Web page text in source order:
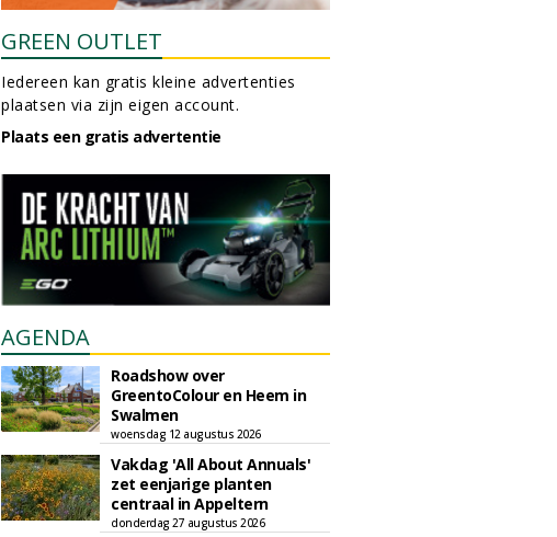
GREEN OUTLET
Iedereen kan gratis kleine advertenties
plaatsen via zijn eigen account.
Plaats een gratis advertentie
AGENDA
Roadshow over
GreentoColour en Heem in
Swalmen
woensdag 12 augustus 2026
Vakdag 'All About Annuals'
zet eenjarige planten
centraal in Appeltern
donderdag 27 augustus 2026